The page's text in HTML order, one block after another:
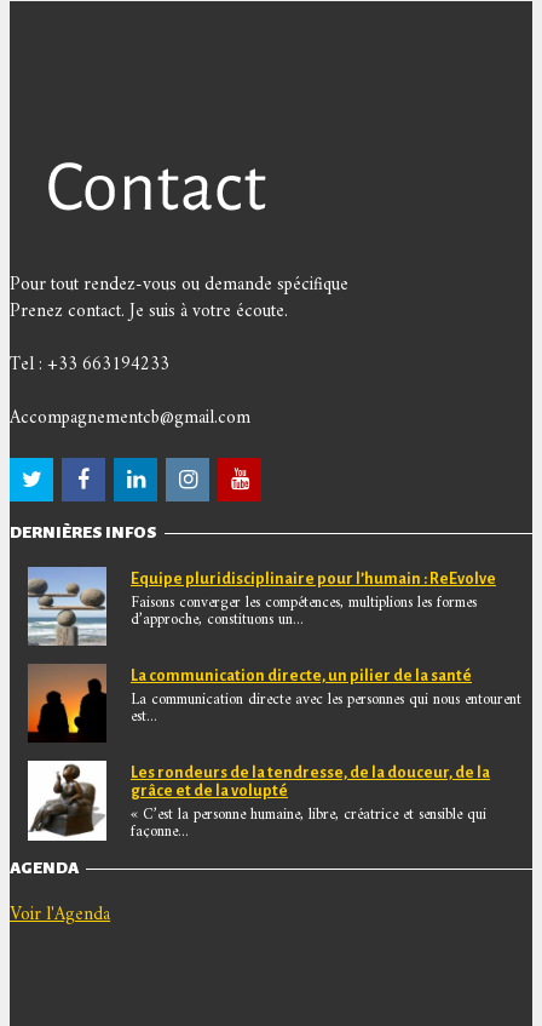
Pour tout rendez-vous ou demande spécifique
Prenez contact. Je suis à votre écoute.
Tel : +33 663194233
Accompagnementcb@gmail.com
DERNIÈRES INFOS
Equipe pluridisciplinaire pour l’humain : ReEvolve
Faisons converger les compétences, multiplions les formes
d’approche, constituons un...
La communication directe, un pilier de la santé
La communication directe avec les personnes qui nous entourent
est...
Les rondeurs de la tendresse, de la douceur, de la
grâce et de la volupté
« C’est la personne humaine, libre, créatrice et sensible qui
façonne...
AGENDA
Voir l'Agenda